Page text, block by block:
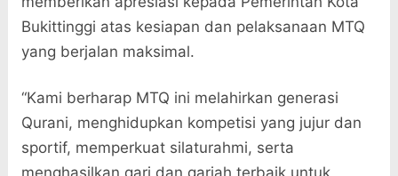
Bukittinggi atas kesiapan dan pelaksanaan MTQ
yang berjalan maksimal.
“Kami berharap MTQ ini melahirkan generasi
Qurani, menghidupkan kompetisi yang jujur dan
sportif, memperkuat silaturahmi, serta